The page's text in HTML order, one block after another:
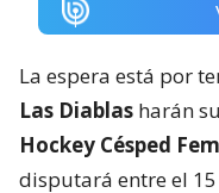
La espera está por
Las Diablas harán
Hockey Césped
disputará entre el 15